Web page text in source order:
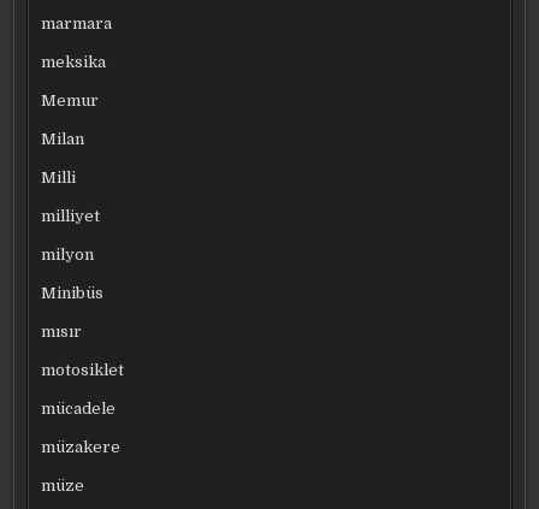
marmara
meksika
Memur
Milan
Milli
milliyet
milyon
Minibüs
mısır
motosiklet
mücadele
müzakere
müze